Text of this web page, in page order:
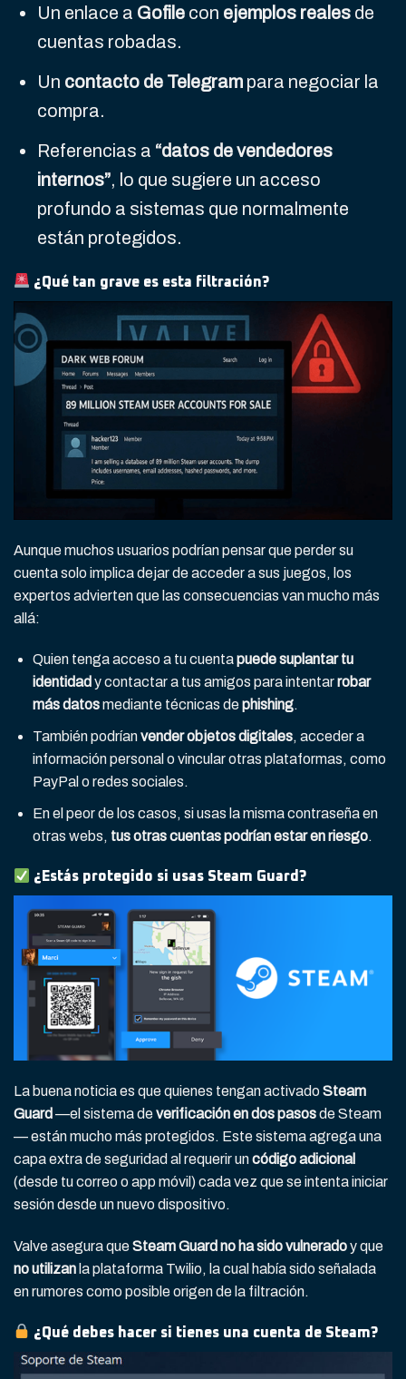
Un enlace a Gofile con ejemplos reales de
cuentas robadas.
Un contacto de Telegram para negociar la
compra.
Referencias a “datos de vendedores
internos”, lo que sugiere un acceso
profundo a sistemas que normalmente
están protegidos.
¿Qué tan grave es esta filtración?
Aunque muchos usuarios podrían pensar que perder su
cuenta solo implica dejar de acceder a sus juegos, los
expertos advierten que las consecuencias van mucho más
allá:
Quien tenga acceso a tu cuentapuede suplantar tu
identidad y contactar a tus amigos para intentarrobar
más datosmediante técnicas dephishing.
También podríanvender objetos digitales, acceder a
información personal o vincular otras plataformas, como
PayPal o redes sociales.
En el peor de los casos, si usas la misma contraseña en
otras webs, tus otras cuentas podrían estar en riesgo.
¿Estás protegido si usas Steam Guard?
La buena noticia es que quienes tengan activadoSteam
Guard —el sistema deverificación en dos pasosde Steam
— están mucho más protegidos. Este sistema agrega una
capa extra de seguridad al requerir uncódigo adicional
(desde tu correo o app móvil) cada vez que se intenta iniciar
sesión desde un nuevo dispositivo.
Valve asegura queSteam Guard no ha sido vulneradoy que
no utilizan la plataforma Twilio, la cual había sido señalada
en rumores como posible origen de la filtración.
¿Qué debes hacer si tienes una cuenta de Steam?